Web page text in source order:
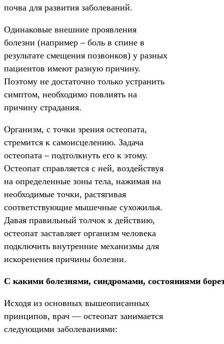
почва для развития заболеваний.
Одинаковые внешние проявления
болезни (например – боль в спине в
результате смещения позвонков) у разных
пациентов имеют разную причину.
Поэтому не достаточно только устранить
симптом, необходимо повлиять на
причину страдания.
Организм, с точки зрения остеопата,
стремится к самоисцелению. Задача
остеопата – подтолкнуть его к этому.
Остеопат справляется с ней, воздействуя
на определенные зоны тела, нажимая на
необходимые точки, растягивая
соответствующие мышечные сухожилья.
Давая правильный толчок к действию,
остеопат заставляет организм человека
подключить внутренние механизмы для
искоренения причины болезни.
С какими болезнями, синдромами, состояниями
Исходя из основных вышеописанных
принципов, врач — остеопат занимается
следующими заболеваниями: